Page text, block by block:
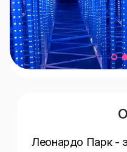
Леонардо Парк -